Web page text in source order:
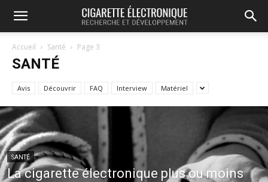
Accueil Santé Page 3
SANTÉ
Avis Découvrir FAQ Interview Matériel
SANTÉ
La cigarette électronique plus ou moins